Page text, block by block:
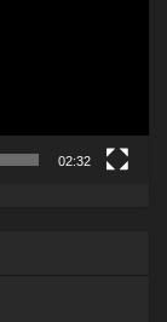
02:32